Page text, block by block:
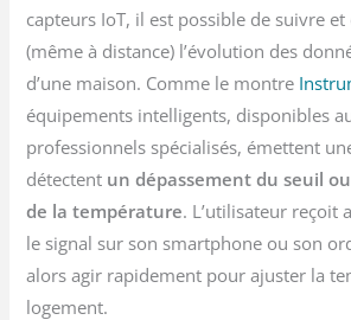
capteurs IoT, il est possible de suivre
(même à distance) l’évolution des
d’une maison. Comme le montre
équipements intelligents, disponibles
professionnels spécialisés, émettent
détectent un dépassement du seuil
de la température. L’utilisateur reçoit
le signal sur son smartphone ou son
alors agir rapidement pour ajuster la
logement.